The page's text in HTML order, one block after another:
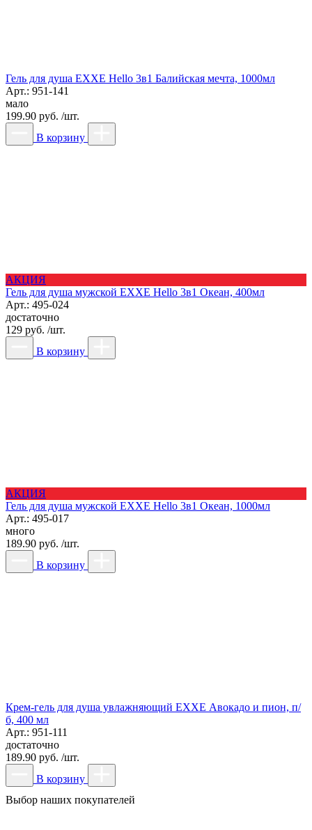
Гель для душа EXXE Hello 3в1 Балийская мечта, 1000мл
Арт.: 951-141
мало
199.90 руб. /шт.
В корзину
АКЦИЯ
Гель для душа мужской EXXE Hello 3в1 Океан, 400мл
Арт.: 495-024
достаточно
129 руб. /шт.
В корзину
АКЦИЯ
Гель для душа мужской EXXE Hello 3в1 Океан, 1000мл
Арт.: 495-017
много
189.90 руб. /шт.
В корзину
Крем-гель для душа увлажняющий EXXE Авокадо и пион, п/
б, 400 мл
Арт.: 951-111
достаточно
189.90 руб. /шт.
В корзину
Выбор наших покупателей